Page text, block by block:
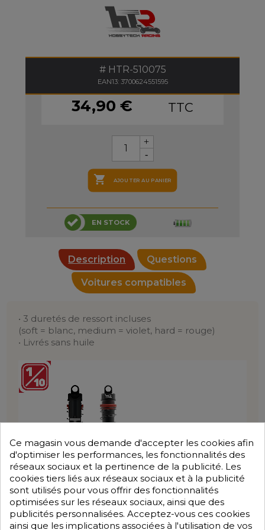
HTR-510075
EAN13: 3700624551595
34,90 € TTC
 AJOUTER AU PANIER
EN STOCK
Description Questions
Voitures compatibles
• 3 duretés de ressort incluses
(soft = blanc, medium = violet, hard = rouge)
• Livrés sans huile
Ce magasin vous demande d'accepter les cookies afin
d'optimiser les performances, les fonctionnalités des
réseaux sociaux et la pertinence de la publicité. Les
cookies tiers liés aux réseaux sociaux et à la publicité
sont utilisés pour vous offrir des fonctionnalités
optimisées sur les réseaux sociaux, ainsi que des
publicités personnalisées. Acceptez-vous ces cookies
ainsi que les implications associées à l'utilisation de vos